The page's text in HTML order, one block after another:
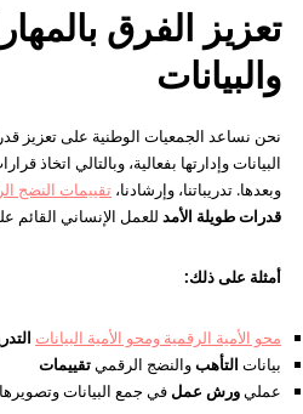
تعزيز الفرق
والبيانات
نحن نساعد الجمعيات الوطنية على تعزيز
البيانات وإدارتها بفعالية، وبالتالي اتخاذ
وبعدها. تدريباتنا، وإرشادنا، تقييمات النضج
قدرات طويلة الأمد للعمل الإنساني القائم
أمثلة على ذلك:
محو الأمية الرقمية ومحو الأمية البيانات
بيانات التأهبوالنضج الرقمي تقييمات
عملي ورش عمل في جمع البيانات وتصويرها